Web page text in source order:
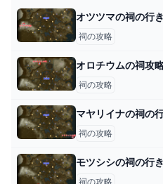
オツツマの祠の行
祠の攻略
オロチウムの祠攻
祠の攻略
マヤリイナの祠の
祠の攻略
モツシシの祠の行
祠の攻略